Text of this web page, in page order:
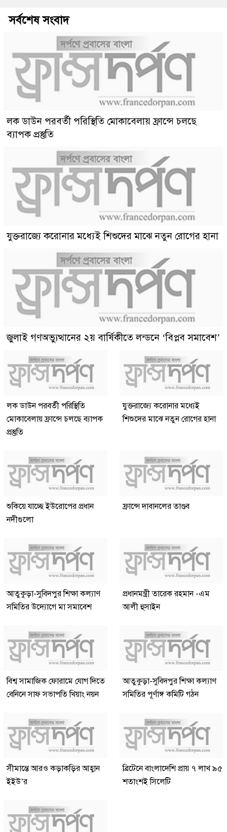
সর্বশেষ সংবাদ
লক ডাউন পরবর্তী পরিস্থিতি মোকাবেলায় ফ্রান্সে চলছে
ব্যাপক প্রস্তুতি
যুক্তরাজ্যে করোনার মধ্যেই শিশুদের মাঝে নতুন রোগের হানা
জুলাই গণঅভ্যুত্থানের ২য় বার্ষিকীতে লন্ডনে ‘বিপ্লব সমাবেশ’
লক ডাউন পরবর্তী পরিস্থিতি
মোকাবেলায় ফ্রান্সে চলছে ব্যাপক
প্রস্তুতি
যুক্তরাজ্যে করোনার মধ্যেই
শিশুদের মাঝে নতুন রোগের হানা
শুকিয়ে যাচ্ছে ইউরোপের প্রধান
নদীগুলো
ফ্রান্সে দাবানলের তাণ্ডব
আতুকুড়া-সুবিদপুর শিক্ষা কল্যাণ
সমিতির উদ্যোগে মা সমাবেশ
প্রধানমন্ত্রী তারেক রহমান -এম
আলী হুসাইন
বিশ্ব সামাজিক ফোরামে যোগ দিতে
বেনিনে সাফ সভাপতি খিয়াং নয়ন
আতুকুড়া-সুবিদপুর শিক্ষা কল্যাণ
সমিতির পূর্ণাঙ্গ কমিটি গঠন
সীমান্তে আরও কড়াকড়ির আহ্বান
ইইউ’র
ব্রিটেনে বাংলাদেশি প্রায় ৭ লাখ ৯৫
শতাংশই সিলেটি